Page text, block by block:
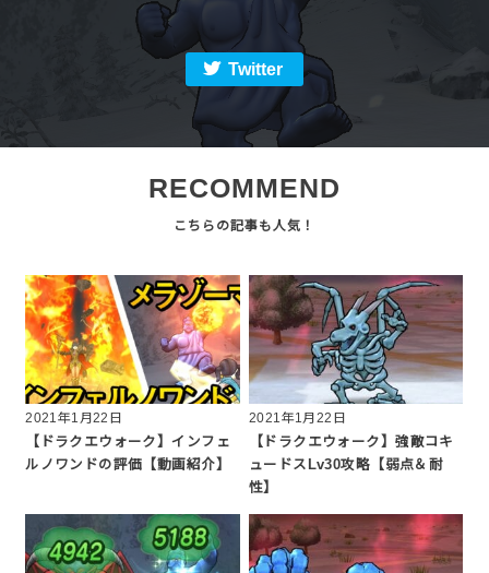
Twitter
RECOMMEND
2021年1月22日
【ドラクエウォーク】インフェ
ルノワンドの評価【動画紹介】
2021年1月22日
【ドラクエウォーク】強敵コキ
ュードスLv30攻略【弱点＆耐
性】